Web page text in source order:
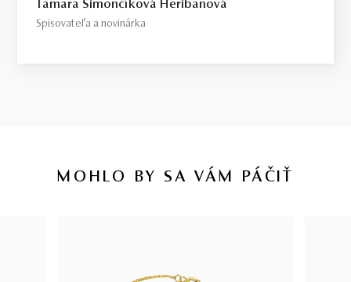
Tamara Šimončíková Heribanová
Spisovateľa a novinárka
MOHLO BY SA VÁM PÁČIŤ